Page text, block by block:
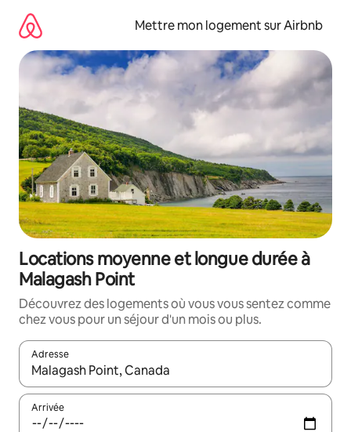
directement
contenu
Mettre mon logement sur Airbnb
Locations moyenne et longue durée à
Malagash Point
Découvrez des logements où vous vous sentez comme
chez vous pour un séjour d'un mois ou plus.
Adresse
Lorsque les résultats s'affichent, utilisez les flèches vers le
Arrivée